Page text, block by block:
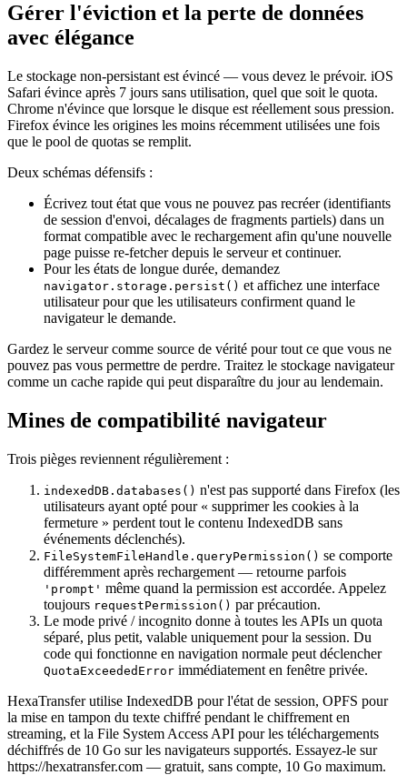
Gérer l'éviction et la perte de données
avec élégance
Le stockage non-persistant est évincé — vous devez le prévoir. iOS
Safari évince après 7 jours sans utilisation, quel que soit le quota.
Chrome n'évince que lorsque le disque est réellement sous pression.
Firefox évince les origines les moins récemment utilisées une fois
que le pool de quotas se remplit.
Deux schémas défensifs :
Écrivez tout état que vous ne pouvez pas recréer (identifiants
de session d'envoi, décalages de fragments partiels) dans un
format compatible avec le rechargement afin qu'une nouvelle
page puisse re-fetcher depuis le serveur et continuer.
Pour les états de longue durée, demandez
navigator.storage.persist() et affichez une interface
utilisateur pour que les utilisateurs confirment quand le
navigateur le demande.
Gardez le serveur comme source de vérité pour tout ce que vous ne
pouvez pas vous permettre de perdre. Traitez le stockage navigateur
comme un cache rapide qui peut disparaître du jour au lendemain.
Mines de compatibilité navigateur
Trois pièges reviennent régulièrement :
indexedDB.databases() n'est pas supporté dans Firefox (les
utilisateurs ayant opté pour « supprimer les cookies à la
fermeture » perdent tout le contenu IndexedDB sans
événements déclenchés).
FileSystemFileHandle.queryPermission() se comporte
différemment après rechargement — retourne parfois
'prompt' même quand la permission est accordée. Appelez
toujours requestPermission() par précaution.
Le mode privé / incognito donne à toutes les APIs un quota
séparé, plus petit, valable uniquement pour la session. Du
code qui fonctionne en navigation normale peut déclencher
QuotaExceededError immédiatement en fenêtre privée.
HexaTransfer utilise IndexedDB pour l'état de session, OPFS pour
la mise en tampon du texte chiffré pendant le chiffrement en
streaming, et la File System Access API pour les téléchargements
déchiffrés de 10 Go sur les navigateurs supportés. Essayez-le sur
https://hexatransfer.com — gratuit, sans compte, 10 Go maximum.